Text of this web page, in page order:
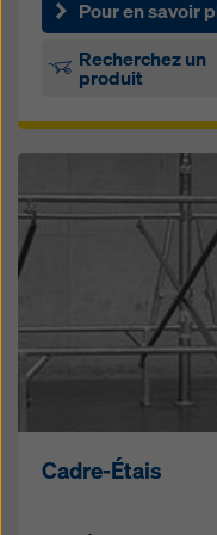
Pour en savoir
Recherchez un
produit
Cadre-Étais